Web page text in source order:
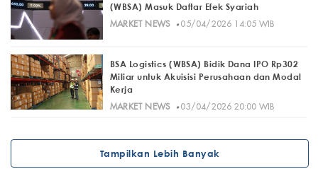
(WBSA) Masuk Daftar Efek Syariah
MARKET NEWS· 05/04/2026 14:05 WIB
BSA Logistics (WBSA) Bidik Dana IPO Rp302
Miliar untuk Akuisisi Perusahaan dan Modal
Kerja
MARKET NEWS· 03/04/2026 20:00 WIB
Tampilkan Lebih Banyak